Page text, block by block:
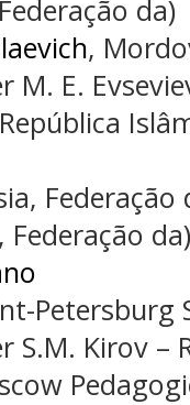
da)
,
E.
Federação
Federação da)
Petersburg
Kirov –